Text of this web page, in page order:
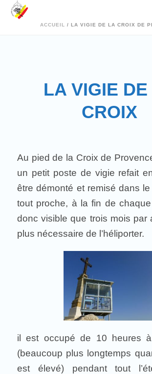
ACCUEIL / LA VIGIE DE LA CROIX DE
LA VIGIE
CROIX
Au pied de la Croix de
un petit poste de vigie refait
être démonté et remisé dans
tout proche, à la fin de chaque
donc visible que trois mois par
plus nécessaire de l’héliporter.
il est occupé de 10 heures
(beaucoup plus longtemps
est élevé) pendant tout